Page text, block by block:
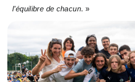
l’équilibre de chacun. »